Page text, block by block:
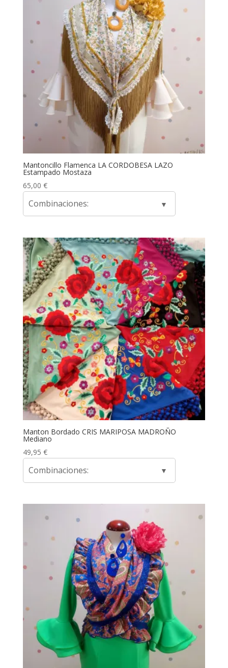
Mantoncillo Flamenca LA CORDOBESA LAZO
Estampado Mostaza
65,00 €
Combinaciones:
Manton Bordado CRIS MARIPOSA MADROÑO
Mediano
49,95 €
Combinaciones: